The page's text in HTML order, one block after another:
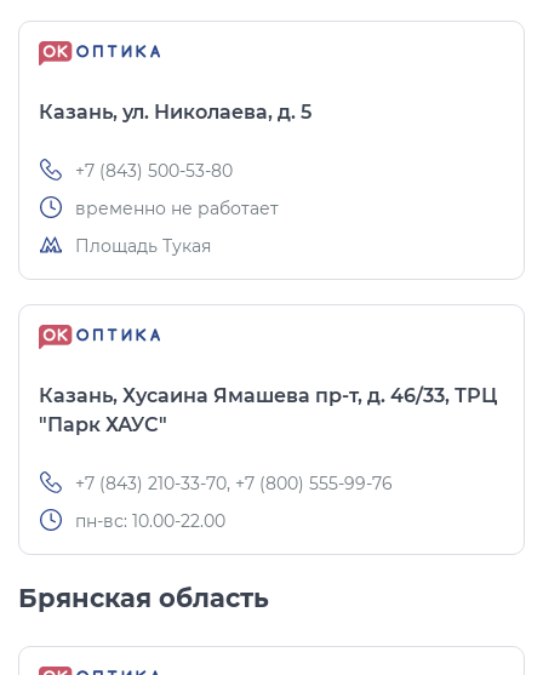
Казань, ул. Николаева, д. 5
+7 (843) 500-53-80
временно не работает
Площадь Тукая
Казань, Хусаина Ямашева пр-т, д. 46/33, ТРЦ
"Парк ХАУС"
+7 (843) 210-33-70, +7 (800) 555-99-76
пн-вс: 10.00-22.00
Брянская область